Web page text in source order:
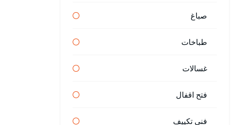
صباغ
طباخات
غسالات
فتح اقفال
فني تكييف